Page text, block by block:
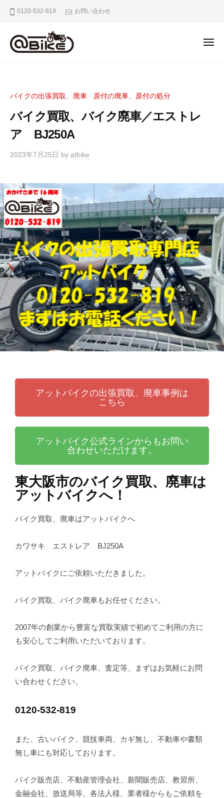
0120-532-819 お問い合わせ
出
張
取
門
店
ア
ッ
ト
バ
イ
ク
都
大
市
イ
ク
出
張
買
取
り
・
取
り
・
廃
車
バイクの出張買取、廃車 / 原付の廃車、原付の処分
バイク買取、バイク廃車／エストレ
ア BJ250A
2023年7月25日 by atbike
アットバイクの出張買取、廃車事例は
こちら
アットバイク公式ラインからもお問い
合わせいただけます。
東大阪市のバイク買取、廃車は
アットバイクへ！
バイク買取、廃車はアットバイクへ
カワサキ エストレア BJ250A
アットバイクにご依頼いただきました。
バイク買取、バイク廃車もお任せください。
2007年の創業から豊富な買取実績で初めてご利用の方に
も安心してご利用いただいております。
バイク買取、バイク廃車、査定等、まずはお気軽にお問
い合わせください。
0120-532-819
また、古いバイク、競技車両、カギ無し、不動車や書類
無し車にも対応しております。
バイク販売店、不動産管理会社、新聞販売店、教習所、
金融会社、放送局等、各法人様、業者様からもご依頼を
イ
の
出
専
店
ア
ト
ク